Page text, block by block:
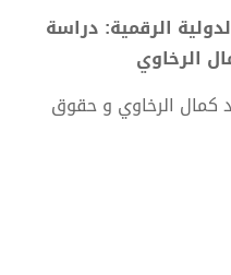
الرقمية: دراسة
كمال الرخاوي و حقوق